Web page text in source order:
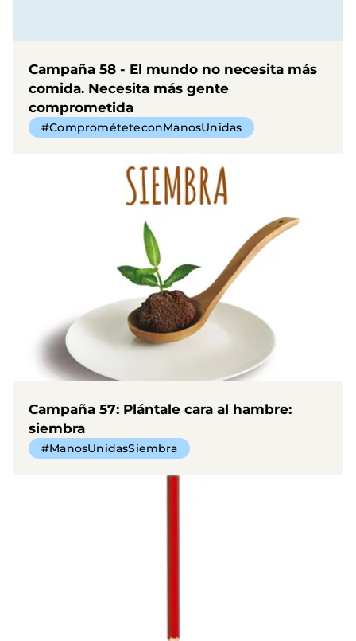
Campaña 58 - El mundo no necesita más
comida. Necesita más gente
comprometida
#ComprométeteconManosUnidas
Campaña 57: Plántale cara al hambre:
siembra
#ManosUnidasSiembra